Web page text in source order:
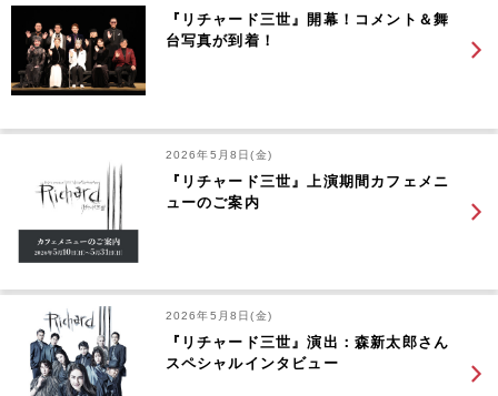
『リチャード三世』開幕！コメント＆舞
台写真が到着！
2026年5月8日(金)
『リチャード三世』上演期間カフェメニ
ューのご案内
2026年5月8日(金)
『リチャード三世』演出：森新太郎さん
スペシャルインタビュー